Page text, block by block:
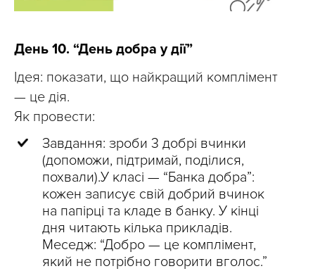
День 10. “День добра у дії”
Ідея: показати, що найкращий комплімент
— це дія.
Як провести:
Завдання: зроби 3 добрі вчинки
(допоможи, підтримай, поділися,
похвали).У класі — “Банка добра”:
кожен записує свій добрий вчинок
на папірці та кладе в банку. У кінці
дня читають кілька прикладів.
Меседж: “Добро — це комплімент,
який не потрібно говорити вголос.”